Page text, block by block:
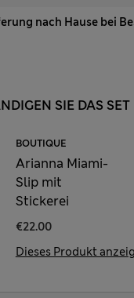
nach Hause bei
SIE DAS SET
BOUTIQUE
Arianna Miami-
Slip mit
Stickerei
€22.00
Dieses Produkt